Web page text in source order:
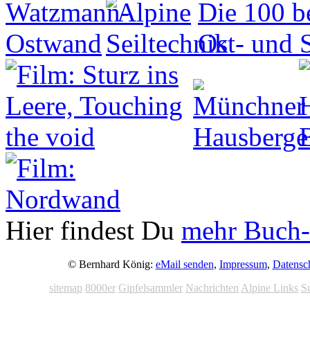
Hier findest Du mehr
© Bernhard König: eMail senden, Impressum,
sitemap 8000er Gipfelsammler Nachrichten Alpine Links